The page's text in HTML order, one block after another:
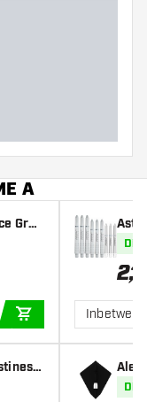
A
Grey
AGGIUNGI AL
2,40
Inbetween